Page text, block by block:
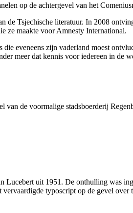
op de achtergevel van het
de Tsjechische literatuur. In 2008
ze maakte voor Amnesty International.
eveneens zijn vaderland moest
meer dat kennis voor iedereen in de
de voormalige stadsboerderij
Lucebert uit 1951. De onthulling was
typoscript op de gevel over